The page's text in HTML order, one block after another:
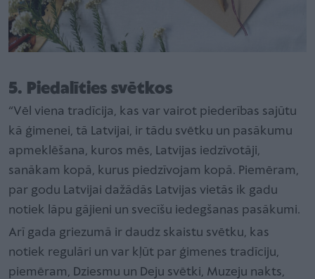
5. Piedalīties svētkos
“Vēl viena tradīcija, kas var vairot piederības sajūtu
kā ģimenei, tā Latvijai, ir tādu svētku un pasākumu
apmeklēšana, kuros mēs, Latvijas iedzīvotāji,
sanākam kopā, kurus piedzīvojam kopā. Piemēram,
par godu Latvijai dažādās Latvijas vietās ik gadu
notiek lāpu gājieni un svecīšu iedegšanas pasākumi.
Arī gada griezumā ir daudz skaistu svētku, kas
notiek regulāri un var kļūt par ģimenes tradīciju,
piemēram, Dziesmu un Deju svētki, Muzeju nakts,